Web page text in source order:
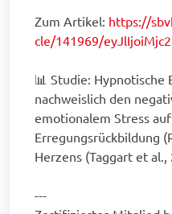
Zum Artikel: https://
cle/141969/
📊 Studie:
nachweislich den
emotionalem Stress
Erregungsrückbildung
Herzens (Taggart et al.,
---